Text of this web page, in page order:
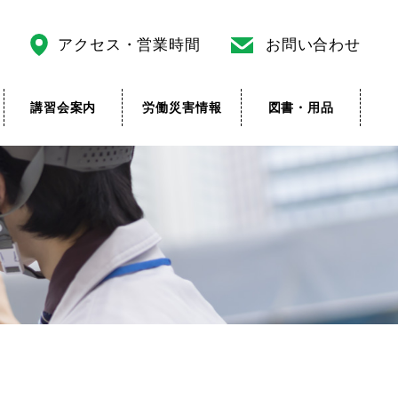
アクセス・営業時間 お問い合わせ
講習会案内 労働災害情報 図書・用品